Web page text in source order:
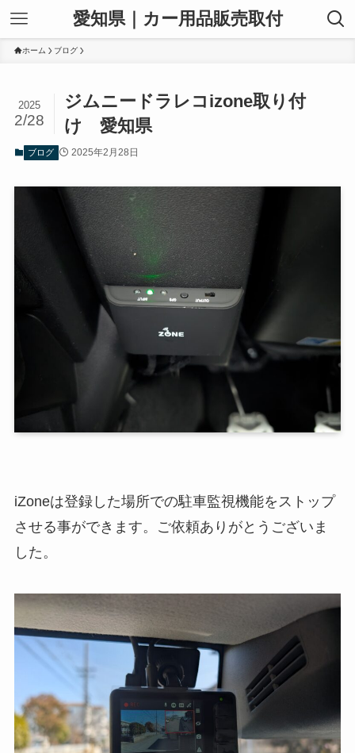
愛知県｜カー用品販売取付
ホーム ブログ
ジムニードラレコizone取り付
け 愛知県
2025
2/28
ブログ 2025年2月28日
iZoneは登録した場所での駐車監視機能をストップ
させる事ができます。ご依頼ありがとうございま
した。